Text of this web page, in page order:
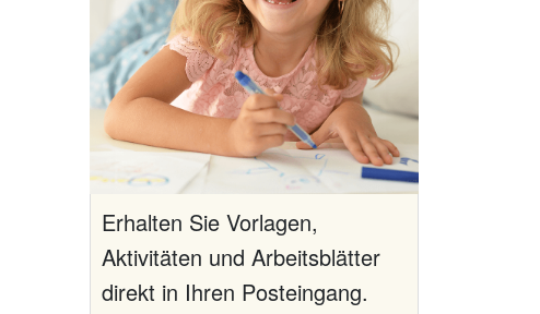
Erhalten Sie Vorlagen,
Aktivitäten und Arbeitsblätter
direkt in Ihren Posteingang.